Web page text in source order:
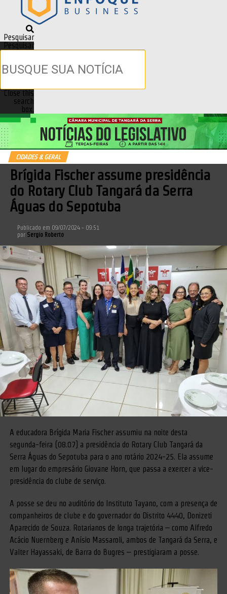
Pesquisar
Pesquisar
Close this
search
box.
CIDADES & GERAL
Brígida Fischer assume presidência
do Rotary Club Tangará da Serra
Águas do Sepotuba
Publicado em 09/07/2024 - 09:51
por Sergio Roberto
A educadora Brígida Maria Fischer assumiu na noite desta
segunda-feira (08.07) a presidência do Rotary Club Tangará da
Serra Águas do Sepotuba para o ano rotário 2024-25. Ela assume
em lugar do empresário Giovane Horn, que passa a exercer a vice-
presidência do clube de serviço.
A posse se deu no auditório do Instituto Tayano, com a presença de
companheiros de clube e do governador do Distrito 4440, Donizeti
Aparecido de Souza. Rotarianos de longa trajetória – como Alfredo
Acácio Nuernberg e Anísio Massaroli, ambos de Tangará da Serra, e
Valter Hayassaki, de Barra do Bugres – prestigiaram a posse.